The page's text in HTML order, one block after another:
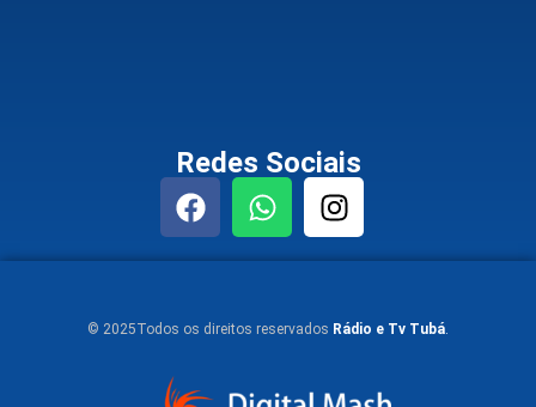
Redes Sociais
© 2025Todos os direitos reservados Rádio e Tv Tubá.